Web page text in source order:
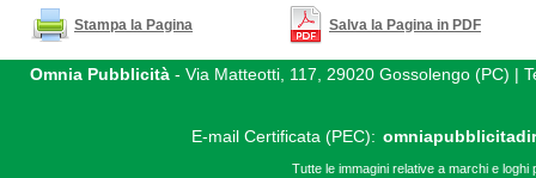
Stampa la Pagina Salva la Pagina in PDF
Omnia Pubblicità- Via Matteotti, 117, 29020 Gossolengo (PC) |
E-mail Certificata (PEC):
Tutte le immagini relative a marchi e